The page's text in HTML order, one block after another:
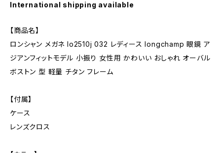
International shipping available
【商品名】
ロンシャン メガネ lo2510j 032 レディース longchamp 眼鏡 ア
ジアンフィットモデル 小振り 女性用 かわいい おしゃれ オーバル
ボストン 型 軽量 チタン フレーム
【付属】
ケース
レンズクロス